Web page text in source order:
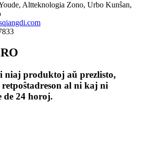
Altteknologia Zono, Urbo Kunŝan,
niaj produktoj aŭ prezlisto,
al ni kaj ni
de 24 horoj.